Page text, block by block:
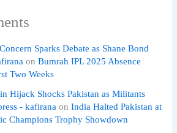
Sparks Debate as Shane Bond
onBumrah IPL 2025 Absence
Two Weeks
Hijack Shocks Pakistan as Militants
- kafirana onIndia Halted Pakistan at
Champions Trophy Showdown